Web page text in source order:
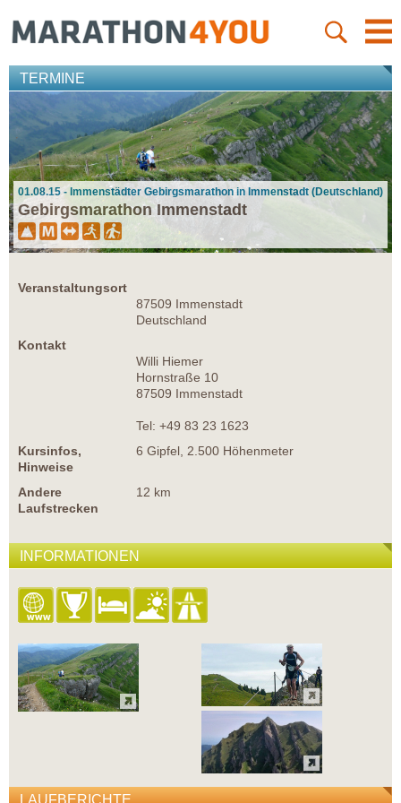
TERMINE
01.08.15 - Immenstädter Gebirgsmarathon in Immenstadt (Deutschland)
Gebirgsmarathon Immenstadt
Veranstaltungsort
87509 Immenstadt
Deutschland
Kontakt
Willi Hiemer
Hornstraße 10
87509 Immenstadt
Tel: +49 83 23 1623
Kursinfos,
Hinweise
6 Gipfel, 2.500 Höhenmeter
Andere
Laufstrecken
12 km
INFORMATIONEN